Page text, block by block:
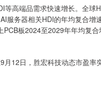
高端品需求快速增长。全球
务器相关HDI的年均复合增
板2024至2029年年均复
12日，胜宏科技动态市盈率